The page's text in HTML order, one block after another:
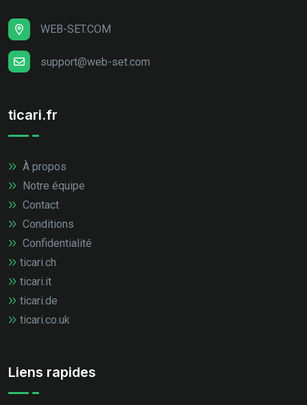
WEB-SET.COM
support@web-set.com
ticari.fr
À propos
Notre équipe
Contact
Conditions
Confidentialité
ticari.ch
ticari.it
ticari.de
ticari.co.uk
Liens rapides